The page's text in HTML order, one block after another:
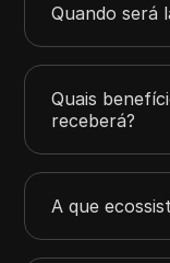
Quando será
Quais
receberá?
A que